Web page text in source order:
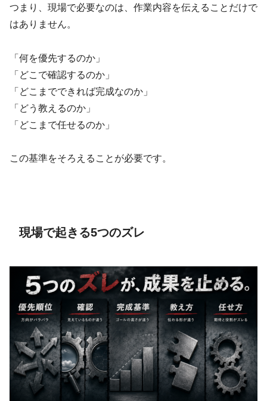
つまり、現場で必要なのは、作業内容を伝えることだけで
はありません。
「何を優先するのか」
「どこで確認するのか」
「どこまでできれば完成なのか」
「どう教えるのか」
「どこまで任せるのか」
この基準をそろえることが必要です。
現場で起きる5つのズレ